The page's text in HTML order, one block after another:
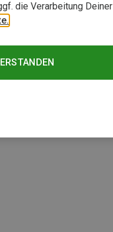
die Verarbeitung Deiner